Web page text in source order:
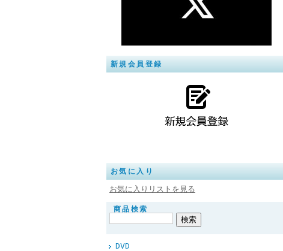
新規会員登録
お気に入り
お気に入りリストを見る
商品検索
DVD